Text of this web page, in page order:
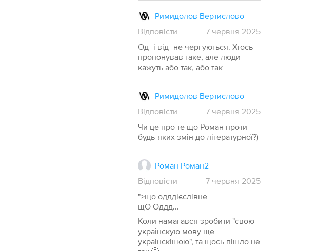
Римидолов Вертислово
Відповісти
7 червня 2025
Од- і від- не чергуються. Хтось
пропонував таке, але люди
кажуть або так, або так
Римидолов Вертислово
Відповісти
7 червня 2025
Чи це про те що Роман проти
будь-яких змін до літературної?)
Роман Роман2
Відповісти
7 червня 2025
">що одддієслівне
щО Оддд...
Коли намагався зробити "свою
украінскую мову ще
украінскішою", та щось пішло не